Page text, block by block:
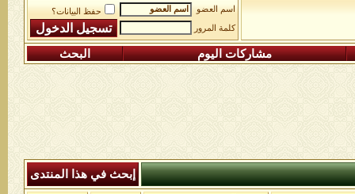
اسم العضو
حفظ البيانات؟
كلمة المرور
مشاركات اليوم البحث
إبحث في هذا المنتدى